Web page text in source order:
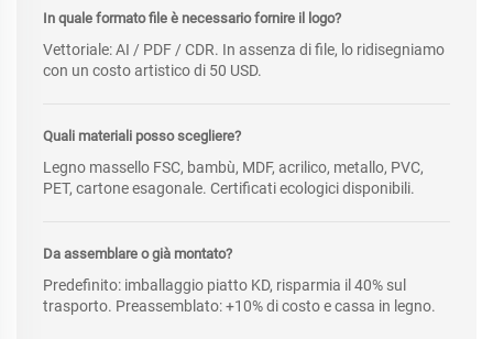
In quale formato file è necessario fornire il logo?
Vettoriale: AI / PDF / CDR. In assenza di file, lo ridisegniamo
con un costo artistico di 50 USD.
Quali materiali posso scegliere?
Legno massello FSC, bambù, MDF, acrilico, metallo, PVC,
PET, cartone esagonale. Certificati ecologici disponibili.
Da assemblare o già montato?
Predefinito: imballaggio piatto KD, risparmia il 40% sul
trasporto. Preassemblato: +10% di costo e cassa in legno.